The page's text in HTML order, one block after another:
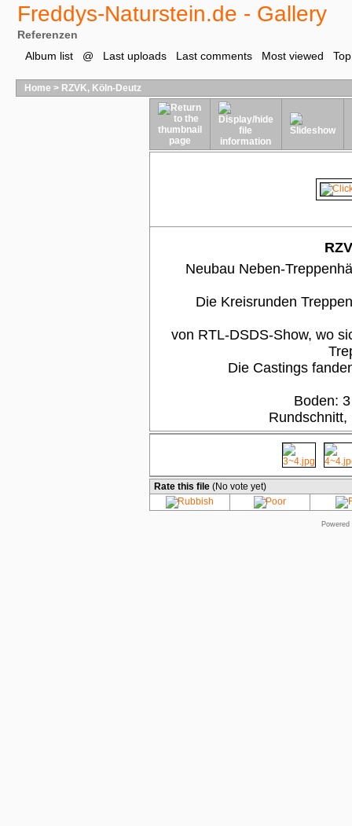
Freddys-Naturstein.de - Gallery
Referenzen
Album list
@ Last uploads Last comments Most viewed
Home > RZVK, Köln-Deutz
Neubau Neben-
Die Kreisrunden
von RTL-DSDS-Show, wo
Die Castings
Boden:
Rate this file (No vote yet)